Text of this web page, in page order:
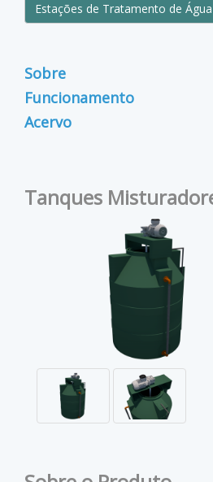
Estações de Tratamento de Água
Sobre
Funcionamento
Acervo
Tanques